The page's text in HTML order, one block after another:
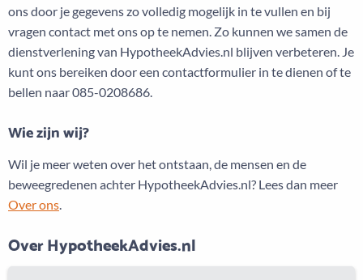
ons door je gegevens zo volledig mogelijk in te vullen en bij
vragen contact met ons op te nemen. Zo kunnen we samen de
dienstverlening van HypotheekAdvies.nl blijven verbeteren. Je
kunt ons bereiken door een contactformulier in te dienen of te
bellen naar 085-0208686.
Wie zijn wij?
Wil je meer weten over het ontstaan, de mensen en de
beweegredenen achter HypotheekAdvies.nl? Lees dan meer
Over ons.
Over HypotheekAdvies.nl